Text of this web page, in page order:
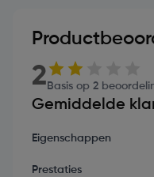
2 Basis op 2
Gemiddelde
Eigenschappen
Prestaties